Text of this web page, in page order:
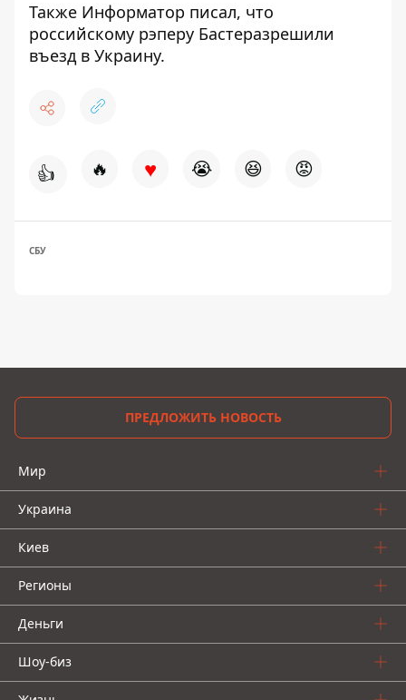
Также Информатор писал, что
российскому рэперу Бастеразрешили
въезд в Украину.
👍 🔥 ♥ 😭 😆 😡
СБУ
ПРЕДЛОЖИТЬ НОВОСТЬ
Мир
Украина
Киев
Регионы
Деньги
Шоу-биз